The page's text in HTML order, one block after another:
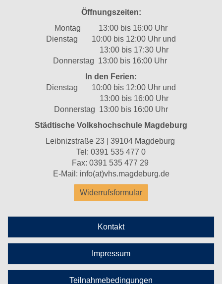
Öffnungszeiten:
Montag 13:00 bis 16:00 Uhr
Dienstag 10:00 bis 12:00 Uhr und
13:00 bis 17:30 Uhr
Donnerstag 13:00 bis 16:00 Uhr
In den Ferien:
Dienstag 10:00 bis 12:00 Uhr und
13:00 bis 16:00 Uhr
Donnerstag 13:00 bis 16:00 Uhr
Städtische Volkshochschule Magdeburg
Leibnizstraße 23 | 39104 Magdeburg
Tel: 0391 535 477 0
Fax: 0391 535 477 29
E-Mail: info(at)vhs.magdeburg.de
Widerrufsformular
Kontakt
Impressum
Teilnahmebedingungen